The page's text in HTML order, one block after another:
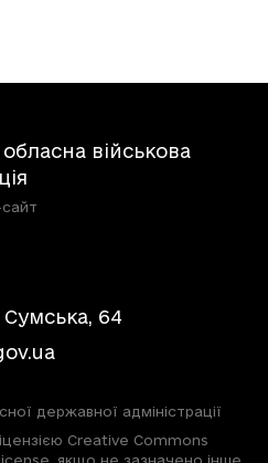
військова
Сумська, 64
державної адміністрації
Creative Commons
якщо не зазначено інше.